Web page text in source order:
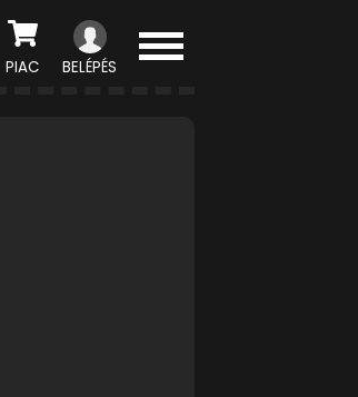
PIAC BELÉPÉS